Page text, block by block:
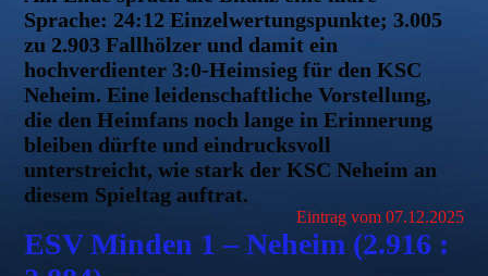
Sprache: 24:12 Einzelwertungspunkte; 3.005
zu 2.903 Fallhölzer und damit ein
hochverdienter 3:0-Heimsieg für den KSC
Neheim. Eine leidenschaftliche Vorstellung,
die den Heimfans noch lange in Erinnerung
bleiben dürfte und eindrucksvoll
unterstreicht, wie stark der KSC Neheim an
diesem Spieltag auftrat.
Eintrag vom 07.12.2025
ESV Minden 1 – Neheim (2.916 :